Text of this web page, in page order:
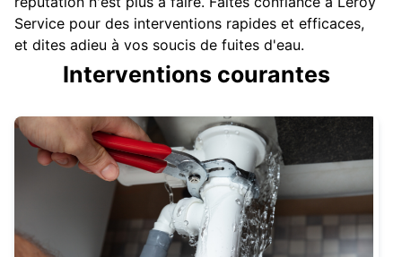
Service pour des interventions rapides et efficaces,
et dites adieu à vos soucis de fuites d'eau.
Interventions courantes